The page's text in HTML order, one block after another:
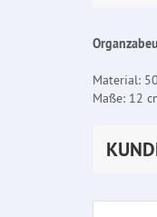
Material:
Maße: 12